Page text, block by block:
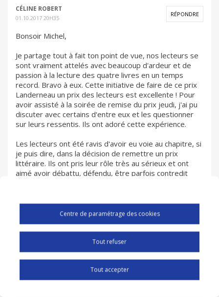
CÉLINE ROBERT
01.10.2017 20H35
RÉPONDRE
Bonsoir Michel,
Je partage tout à fait ton point de vue, nos lecteurs se
sont vraiment attelés avec beaucoup d'ardeur et de
passion à la lecture des quatre livres en un temps
record. Bravo à eux. Cette initiative de faire de ce prix
Landerneau un prix des lecteurs est excellente ! Pour
avoir assisté à la soirée de remise du prix jeudi, j'ai pu
discuter avec certains d'entre eux et les questionner
sur leurs ressentis. Ils ont adoré cette expérience.
Les lecteurs ont été ravis d'avoir eu voie au chapitre, si
je puis dire, dans la décision de remettre un prix
littéraire. Ils ont pris leur rôle très au sérieux et ont
aimé avoir débattu, défendu, être parfois contredit
Ils ont aussi particulièrement apprécié te rencontrer, te
découvrir autrement que via un écran TV et échanger
avec toi. Ils ont aimé la convivialité qui régnait lors de la
journée de délibération en ta présence. Pour conclure
je dirais que notre prix Landerneau des lecteurs a non
seulement fait des heureux mais fait parler en bien de
notre enseigne dans les chaumières. Et le bruit
dépasse largement les frontières de Landerneau ! Et
félicitations à Alice Zeniter...
Centre de paramétrage des cookies
Tout refuser
Tout accepter